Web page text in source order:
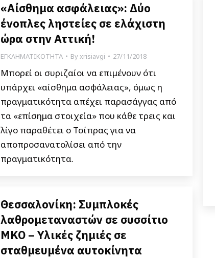
«Αίσθημα ασφάλειας»: Δύο
ένοπλες ληστείες σε ελάχιστη
ώρα στην Αττική!
ΕΓΚΛΗΜΑΤΙΚΟΤΗΤΑ Byxrisiavgi 27/11/2018
Μπορεί οι συριζαίοι να επιμένουν ότι
υπάρχει «αίσθημα ασφάλειας», όμως η
πραγματικότητα απέχει παρασάγγας από
τα «επίσημα στοιχεία» που κάθε τρεις και
λίγο παραθέτει ο Τσίπρας για να
αποπροσανατολίσει από την
πραγματικότητα.
Θεσσαλονίκη: Συμπλοκές
λαθρομεταναστών σε συσσίτιο
ΜΚΟ – Υλικές ζημιές σε
σταθμευμένα αυτοκίνητα